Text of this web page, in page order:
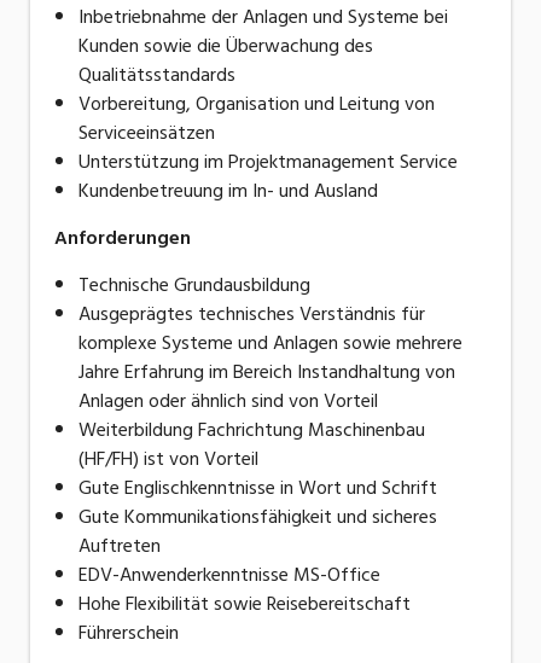
Inbetriebnahme der Anlagen und Systeme bei
Kunden sowie die Überwachung des
Qualitätsstandards
Vorbereitung, Organisation und Leitung von
Serviceeinsätzen
Unterstützung im Projektmanagement Service
Kundenbetreuung im In- und Ausland
Anforderungen
Technische Grundausbildung
Ausgeprägtes technisches Verständnis für
komplexe Systeme und Anlagen sowie mehrere
Jahre Erfahrung im Bereich Instandhaltung von
Anlagen oder ähnlich sind von Vorteil
Weiterbildung Fachrichtung Maschinenbau
(HF/FH) ist von Vorteil
Gute Englischkenntnisse in Wort und Schrift
Gute Kommunikationsfähigkeit und sicheres
Auftreten
EDV-Anwenderkenntnisse MS-Office
Hohe Flexibilität sowie Reisebereitschaft
Führerschein